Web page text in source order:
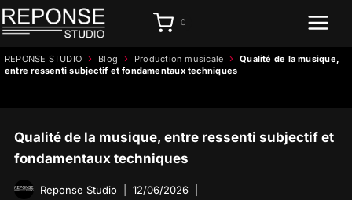
Aller
au
0
REPONSE STUDIO › Blog › Production musicale ›
Qualité de la musique,
entre ressenti subjectif et fondamentaux techniques
Qualité de la musique, entre ressenti subjectif et
fondamentaux techniques
Reponse Studio
12/06/2026